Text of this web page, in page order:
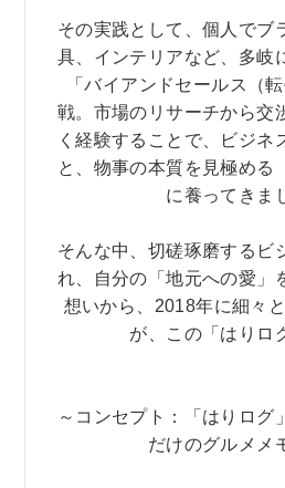
その実践として、個人でブ
具、インテリアなど、多岐
「バイアンドセールス（
戦。市場のリサーチから交
く経験することで、ビジネ
と、物事の本質を見極める
に養ってきま
そんな中、切磋琢磨するビ
れ、自分の「地元への愛」
想いから、2018年に細々
が、この「はりロ
～コンセプト：「はりログ
だけのグルメ